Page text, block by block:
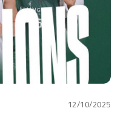
12/10/2025